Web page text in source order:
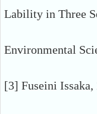
Lability in Three
Environmental
[3] Fuseini Issaka,